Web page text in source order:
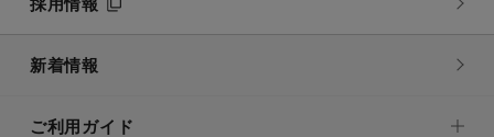
新着情報
ご利用ガイド